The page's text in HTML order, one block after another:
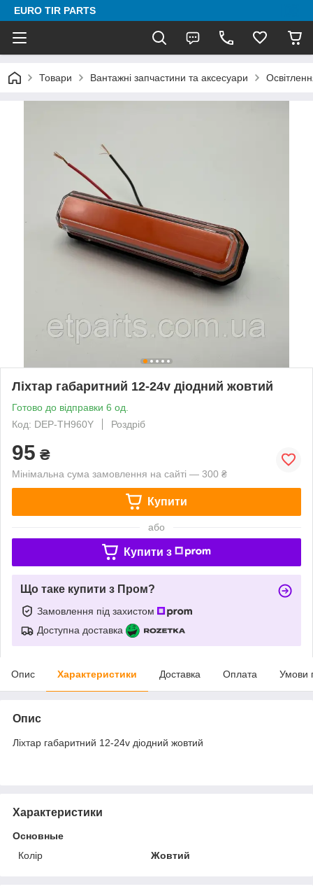
EURO TIR PARTS
Товари Вантажні запчастини та аксесуари
Ліхтар габаритний 12-24v діодний жовтий
Готово до відправки 6 од.
Код: DEP-TH960Y
Роздріб
95 ₴
Мінімальна сума замовлення на сайті — 300 ₴
Купити
або
Купити з
Що таке купити з Пром?
Замовлення під захистом
Доступна доставка
Опис Характеристики Доставка Оплата Умови
Опис
Ліхтар габаритний 12-24v діодний жовтий
Характеристики
Основные
Колір
Жовтий